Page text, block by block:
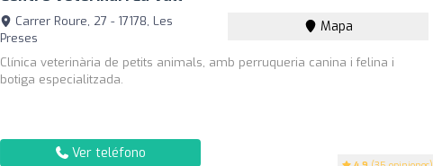
Carrer Roure, 27 - 17178, Les
Preses
Mapa
Clínica veterinària de petits animals, amb perruqueria canina i felina i
botiga especialitzada.
Ver teléfono